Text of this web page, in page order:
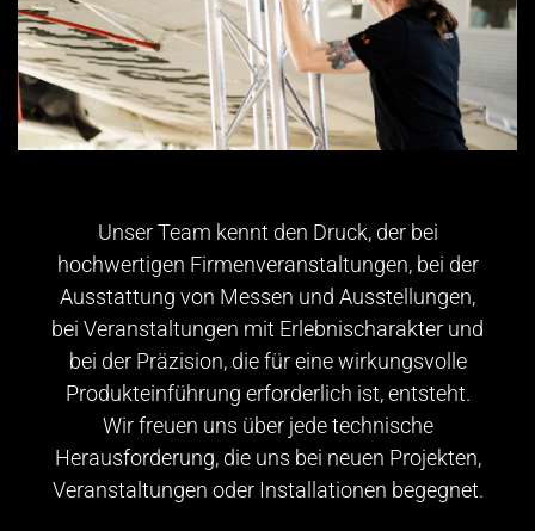
Unser Team kennt den Druck, der bei
hochwertigen Firmenveranstaltungen, bei der
Ausstattung von Messen und Ausstellungen,
bei Veranstaltungen mit Erlebnischarakter und
bei der Präzision, die für eine wirkungsvolle
Produkteinführung erforderlich ist, entsteht.
Wir freuen uns über jede technische
Herausforderung, die uns bei neuen Projekten,
Veranstaltungen oder Installationen begegnet.